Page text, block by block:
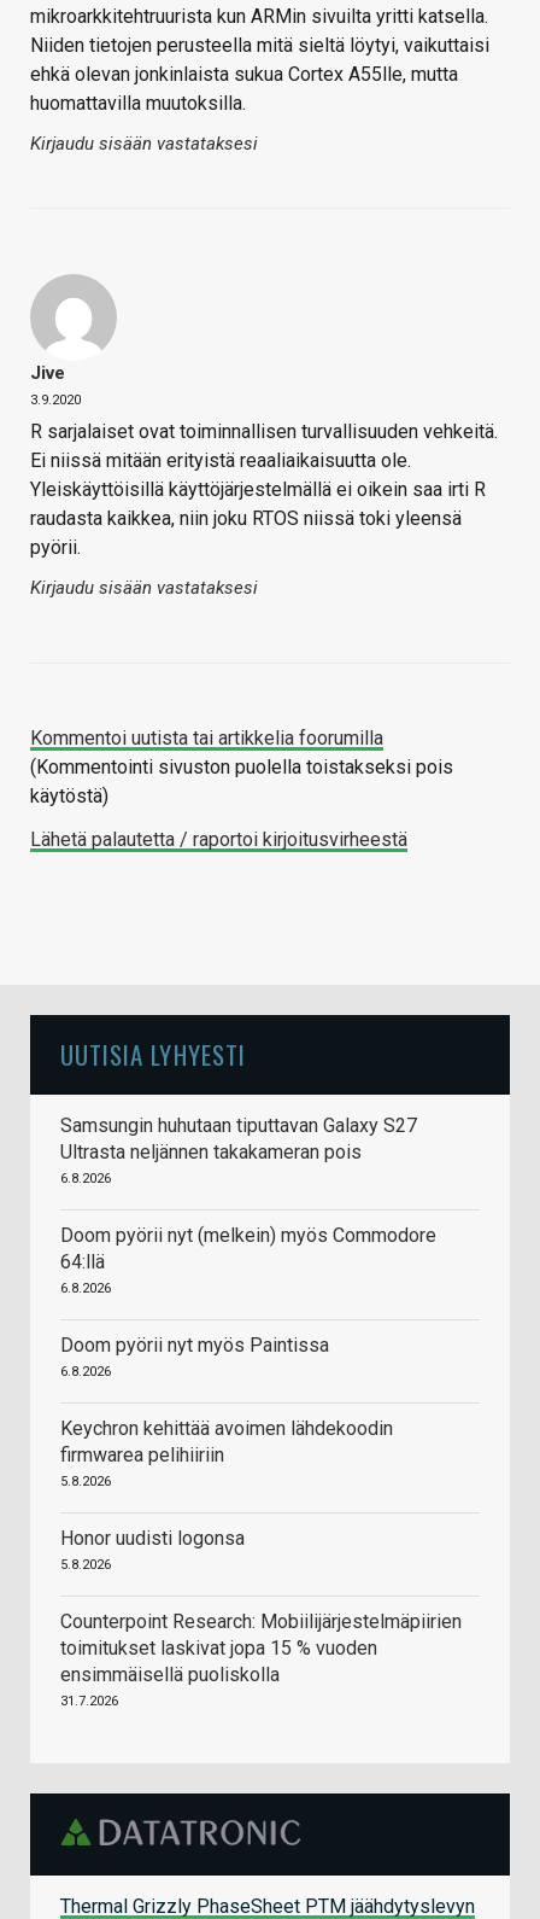
mikroarkkitehtruurista kun ARMin sivuilta yritti katsella.
Niiden tietojen perusteella mitä sieltä löytyi, vaikuttaisi
ehkä olevan jonkinlaista sukua Cortex A55lle, mutta
huomattavilla muutoksilla.
Kirjaudu sisään vastataksesi
Jive
3.9.2020
R sarjalaiset ovat toiminnallisen turvallisuuden vehkeitä.
Ei niissä mitään erityistä reaaliaikaisuutta ole.
Yleiskäyttöisillä käyttöjärjestelmällä ei oikein saa irti R
raudasta kaikkea, niin joku RTOS niissä toki yleensä
pyörii.
Kirjaudu sisään vastataksesi
Kommentoi uutista tai artikkelia foorumilla
(Kommentointi sivuston puolella toistakseksi pois
käytöstä)
Lähetä palautetta / raportoi kirjoitusvirheestä
UUTISIA LYHYESTI
Samsungin huhutaan tiputtavan Galaxy S27
Ultrasta neljännen takakameran pois
6.8.2026
Doom pyörii nyt (melkein) myös Commodore
64:llä
6.8.2026
Doom pyörii nyt myös Paintissa
6.8.2026
Keychron kehittää avoimen lähdekoodin
firmwarea pelihiiriin
5.8.2026
Honor uudisti logonsa
5.8.2026
Counterpoint Research: Mobiilijärjestelmäpiirien
toimitukset laskivat jopa 15 % vuoden
ensimmäisellä puoliskolla
31.7.2026
Thermal Grizzly PhaseSheet PTM jäähdytyslevyn